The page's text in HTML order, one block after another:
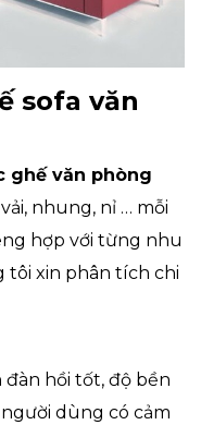
sofa văn
ghế văn phòng
nhung, nỉ … mỗi
hợp với từng nhu
tôi xin phân tích chi
hồi tốt, độ bền
dùng có cảm